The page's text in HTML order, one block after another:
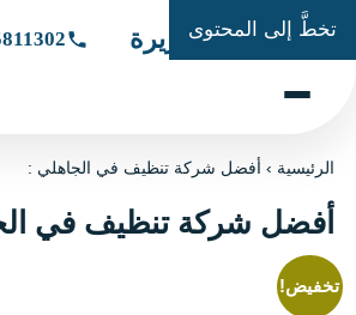
تخطَّ إلى المحتوى
شركة الجزيرة
الرئيسية ›أفضل شركة تنظيف في الجاهلي :
أفضل شركة تنظيف في
تخفيض!